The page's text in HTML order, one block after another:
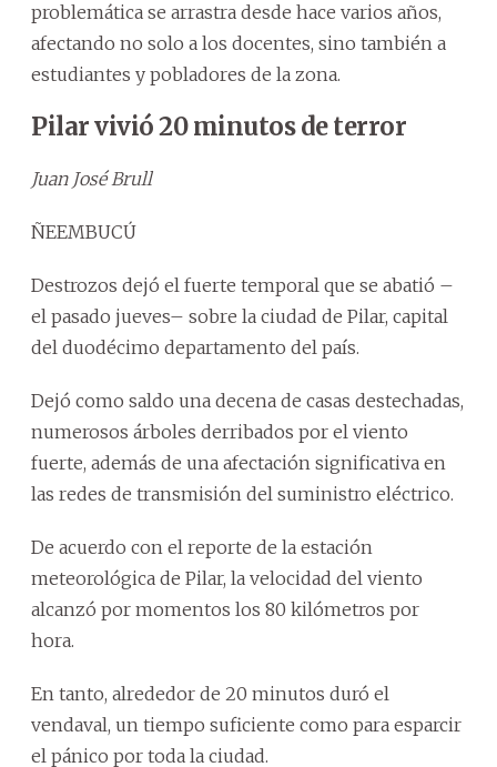
problemática se arrastra desde hace varios años,
afectando no solo a los docentes, sino también a
estudiantes y pobladores de la zona.
Pilar vivió 20 minutos de terror
Juan José Brull
ÑEEMBUCÚ
Destrozos dejó el fuerte temporal que se abatió –
el pasado jueves– sobre la ciudad de Pilar, capital
del duodécimo departamento del país.
Dejó como saldo una decena de casas destechadas,
numerosos árboles derribados por el viento
fuerte, además de una afectación significativa en
las redes de transmisión del suministro eléctrico.
De acuerdo con el reporte de la estación
meteorológica de Pilar, la velocidad del viento
alcanzó por momentos los 80 kilómetros por
hora.
En tanto, alrededor de 20 minutos duró el
vendaval, un tiempo suficiente como para esparcir
el pánico por toda la ciudad.